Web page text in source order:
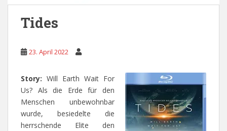
Tides
23. April 2022
Story: Will Earth Wait For
Us? Als die Erde für den
Menschen unbewohnbar
wurde, besiedelte die
herrschende Elite den